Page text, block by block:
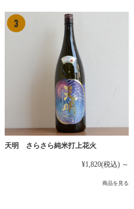
天明 さらさら純米打上花火
¥1,820(税込) ～
商品を見る